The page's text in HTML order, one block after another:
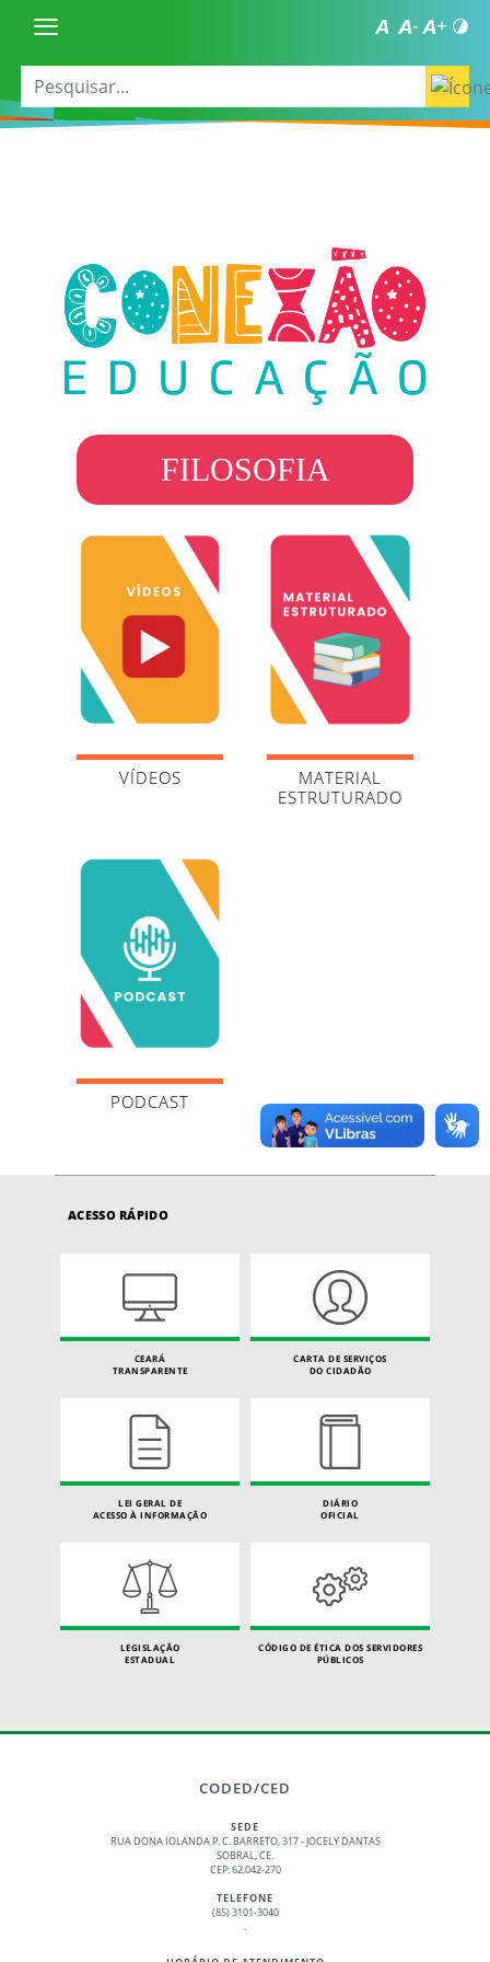
FILOSOFIA
VÍDEOS
MATERIAL
ESTRUTURADO
PODCAST
ACESSO RÁPIDO
CEARÁ
TRANSPARENTE
CARTA DE SERVIÇOS
DO CIDADÃO
LEI GERAL DE
ACESSO À INFORMAÇÃO
DIÁRIO
OFICIAL
LEGISLAÇÃO
ESTADUAL
CÓDIGO DE ÉTICA DOS SERVIDORES
PÚBLICOS
CODED/CED
SEDE
RUA DONA IOLANDA P. C. BARRETO, 317 - JOCELY DANTAS
SOBRAL, CE.
CEP: 62.042-270
TELEFONE
(85) 3101-3040
.